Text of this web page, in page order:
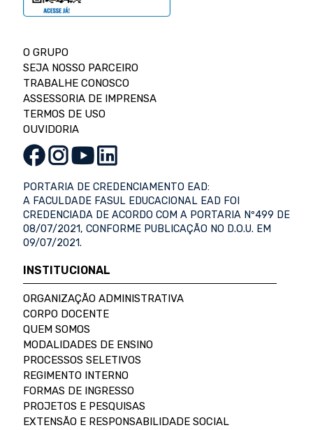
O GRUPO
SEJA NOSSO PARCEIRO
TRABALHE CONOSCO
ASSESSORIA DE IMPRENSA
TERMOS DE USO
OUVIDORIA
PORTARIA DE CREDENCIAMENTO EAD:
A FACULDADE FASUL EDUCACIONAL EAD FOI
CREDENCIADA DE ACORDO COM A PORTARIA Nº499 DE
08/07/2021, CONFORME PUBLICAÇÃO NO D.O.U. EM
09/07/2021.
INSTITUCIONAL
ORGANIZAÇÃO ADMINISTRATIVA
CORPO DOCENTE
QUEM SOMOS
MODALIDADES DE ENSINO
PROCESSOS SELETIVOS
REGIMENTO INTERNO
FORMAS DE INGRESSO
PROJETOS E PESQUISAS
EXTENSÃO E RESPONSABILIDADE SOCIAL